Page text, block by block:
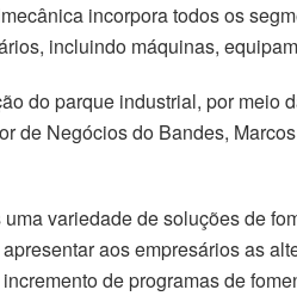
incorpora todos os
incluindo máquinas,
do parque industrial, por meio
Negócios do Bandes,
variedade de soluções de
aos empresários as
de programas de